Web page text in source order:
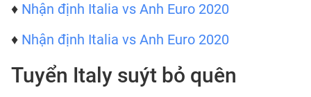
♦ Nhận định Italia vs Anh Euro 2020
♦ Nhận định Italia vs Anh Euro 2020
Tuyển Italy suýt bỏ quên